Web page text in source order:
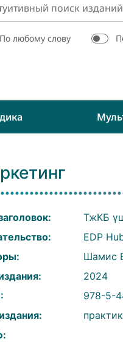
По любому слову
ТжКБ
EDP
Шамис
2024
978-5-